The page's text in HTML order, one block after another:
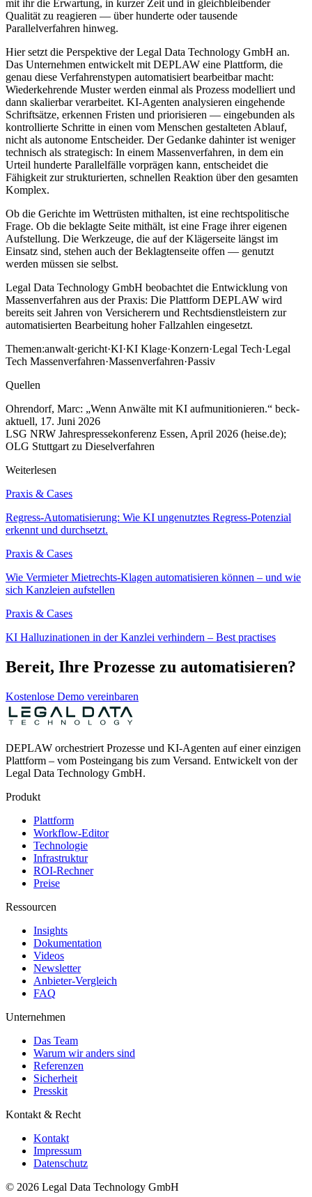
mit ihr die Erwartung, in kurzer Zeit und in gleichbleibender
Qualität zu reagieren — über hunderte oder tausende
Parallelverfahren hinweg.
Hier setzt die Perspektive der Legal Data Technology GmbH an.
Das Unternehmen entwickelt mit DEPLAW eine Plattform, die
genau diese Verfahrenstypen automatisiert bearbeitbar macht:
Wiederkehrende Muster werden einmal als Prozess modelliert und
dann skalierbar verarbeitet. KI-Agenten analysieren eingehende
Schriftsätze, erkennen Fristen und priorisieren — eingebunden als
kontrollierte Schritte in einen vom Menschen gestalteten Ablauf,
nicht als autonome Entscheider. Der Gedanke dahinter ist weniger
technisch als strategisch: In einem Massenverfahren, in dem ein
Urteil hunderte Parallelfälle vorprägen kann, entscheidet die
Fähigkeit zur strukturierten, schnellen Reaktion über den gesamten
Komplex.
Ob die Gerichte im Wettrüsten mithalten, ist eine rechtspolitische
Frage. Ob die beklagte Seite mithält, ist eine Frage ihrer eigenen
Aufstellung. Die Werkzeuge, die auf der Klägerseite längst im
Einsatz sind, stehen auch der Beklagtenseite offen — genutzt
werden müssen sie selbst.
Legal Data Technology GmbH beobachtet die Entwicklung von
Massenverfahren aus der Praxis: Die Plattform DEPLAW wird
bereits seit Jahren von Versicherern und Rechtsdienstleistern zur
automatisierten Bearbeitung hoher Fallzahlen eingesetzt.
Themen:anwalt·gericht·KI·KI Klage·Konzern·Legal Tech·Legal
Tech Massenverfahren·Massenverfahren·Passiv
Quellen
Ohrendorf, Marc: „Wenn Anwälte mit KI aufmunitionieren.“ beck-
aktuell, 17. Juni 2026
LSG NRW Jahrespressekonferenz Essen, April 2026 (heise.de);
OLG Stuttgart zu Dieselverfahren
Weiterlesen
Praxis & Cases
Regress-Automatisierung: Wie KI ungenutztes Regress-Potenzial
erkennt und durchsetzt.
Praxis & Cases
Wie Vermieter Mietrechts-Klagen automatisieren können – und wie
sich Kanzleien aufstellen
Praxis & Cases
KI Halluzinationen in der Kanzlei verhindern – Best practises
Bereit, Ihre Prozesse zu automatisieren?
Kostenlose Demo vereinbaren
DEPLAW orchestriert Prozesse und KI-Agenten auf einer einzigen
Plattform – vom Posteingang bis zum Versand. Entwickelt von der
Legal Data Technology GmbH.
Produkt
Plattform
Workflow-Editor
Technologie
Infrastruktur
ROI-Rechner
Preise
Ressourcen
Insights
Dokumentation
Videos
Newsletter
Anbieter-Vergleich
FAQ
Unternehmen
Das Team
Warum wir anders sind
Referenzen
Sicherheit
Presskit
Kontakt & Recht
Kontakt
Impressum
Datenschutz
© 2026 Legal Data Technology GmbH